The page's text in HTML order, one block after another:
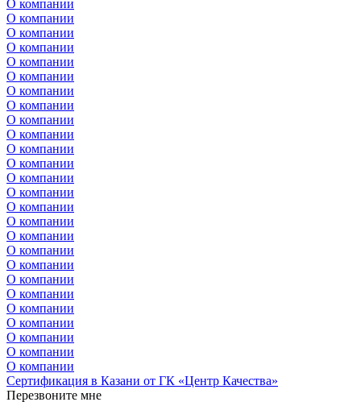
О компании
О компании
О компании
О компании
О компании
О компании
О компании
О компании
О компании
О компании
О компании
О компании
О компании
О компании
О компании
О компании
О компании
О компании
О компании
О компании
О компании
О компании
О компании
О компании
О компании
О компании
Сертификация в Казани от ГК «Центр Качества»
Перезвоните мне